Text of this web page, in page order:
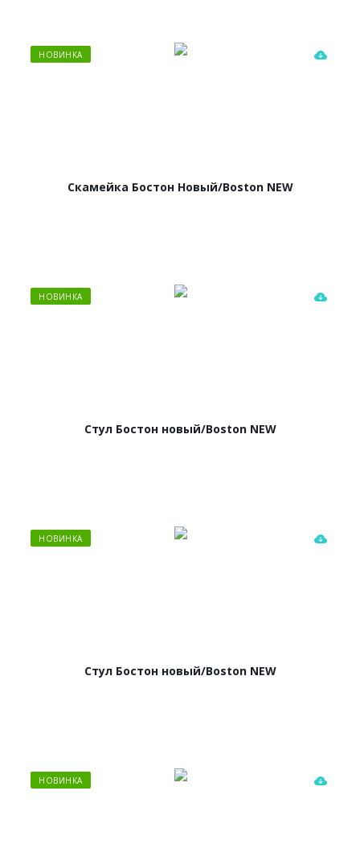
НОВИНКА
Скамейка Бостон Новый/Boston NEW
НОВИНКА
Стул Бостон новый/Boston NEW
НОВИНКА
Стул Бостон новый/Boston NEW
НОВИНКА